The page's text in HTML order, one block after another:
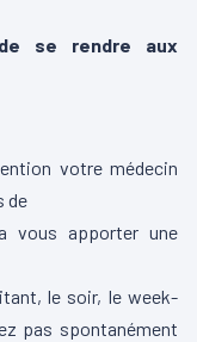
se rendre aux
votre médecin
de
vous apporter une
le soir, le week-
pas spontanément